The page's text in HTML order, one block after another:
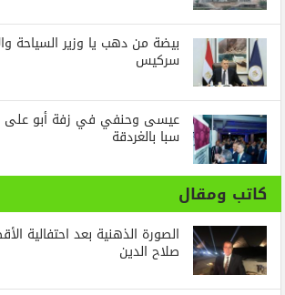
بيضة من دهب يا وزير السياحة
سركيس
عيسى وحنفي في زفة أبو على
سبا بالغردقة
كاتب ومقال
الصورة الذهنية بعد احتفالية
صلاح الدين